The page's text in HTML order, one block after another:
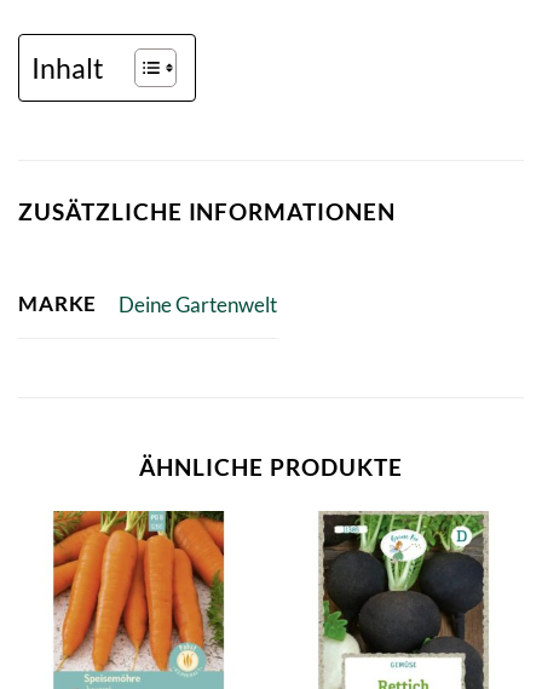
Inhalt
ZUSÄTZLICHE INFORMATIONEN
MARKE Deine Gartenwelt
ÄHNLICHE PRODUKTE